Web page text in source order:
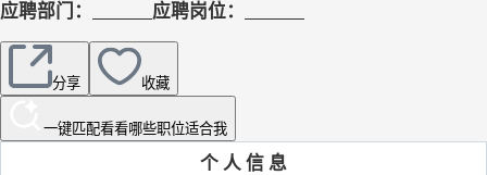
应聘部门： 应聘岗位：
分享 收藏
一键匹配看看哪些职位适合我
个 人 信 息